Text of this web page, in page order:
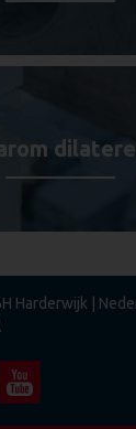
Harderwijk |